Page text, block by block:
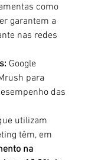
como
garantem a
nas redes
Google
para
das
utilizam
têm, em
na